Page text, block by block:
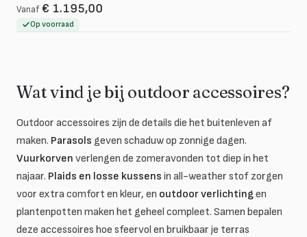
Fontein
Vanaf € 1.195,00
Op voorraad
Wat vind je bij outdoor accessoires?
Outdoor accessoires zijn de details die het buitenleven af
maken. Parasols geven schaduw op zonnige dagen.
Vuurkorven verlengen de zomeravonden tot diep in het
najaar. Plaids en losse kussens in all-weather stof zorgen
voor extra comfort en kleur, en outdoor verlichtingen
plantenpotten maken het geheel compleet. Samen bepalen
deze accessoires hoe sfeervol en bruikbaar je terras